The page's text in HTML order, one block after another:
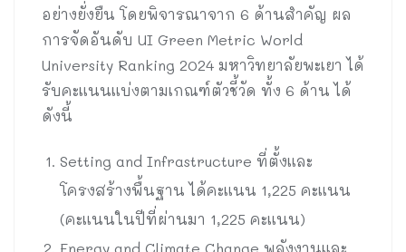
อย่างยั่งยืน โดยพิจารณาจาก 6 ด้านสำคัญ ผล
การจัดอันดับ UI Green Metric World
University Ranking 2024 มหาวิทยาลัยพะเยา ได้
รับคะแนนแบ่งตามเกณฑ์ตัวชี้วัด ทั้ง 6 ด้าน ได้
ดังนี้
Setting and Infrastructure ที่ตั้งและ
โครงสร้างพื้นฐาน ได้คะแนน 1,225 คะแนน
(คะแนนในปีที่ผ่านมา 1,225 คะแนน)